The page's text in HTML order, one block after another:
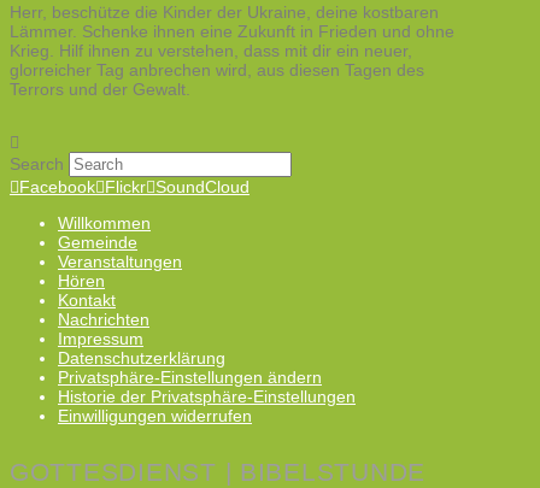
Herr, beschütze die Kinder der Ukraine, deine kostbaren
Lämmer. Schenke ihnen eine Zukunft in Frieden und ohne
Krieg. Hilf ihnen zu verstehen, dass mit dir ein neuer,
glorreicher Tag anbrechen wird, aus diesen Tagen des
Terrors und der Gewalt.
Search
Facebook Flickr SoundCloud
Willkommen
Gemeinde
Veranstaltungen
Hören
Kontakt
Nachrichten
Impressum
Datenschutzerklärung
Privatsphäre-Einstellungen ändern
Historie der Privatsphäre-Einstellungen
Einwilligungen widerrufen
GOTTESDIENST | BIBELSTUNDE